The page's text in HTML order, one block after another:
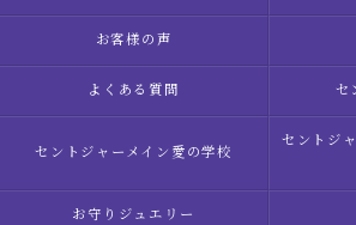
お客様の声
よくある質問 セ
セントジャーメイン愛の学校
セントジ
お守りジュエリー